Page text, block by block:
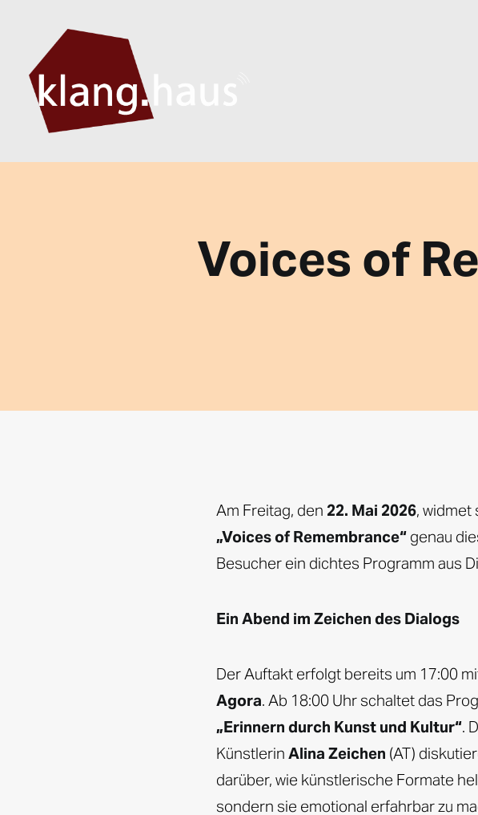
Voices of
Am Freitag, den 22. Mai 2026, widmet
„Voices of Remembrance“ genau
Besucher ein dichtes Programm aus
Ein Abend im Zeichen des Dialogs
Der Auftakt erfolgt bereits um 17:00
Agora. Ab 18:00 Uhr schaltet das
„Erinnern durch Kunst und Kultur“.
Künstlerin Alina Zeichen (AT)
darüber, wie künstlerische Formate
sondern sie emotional erfahrbar zu